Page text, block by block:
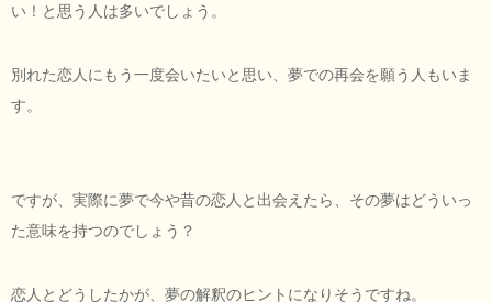
い！と思う人は多いでしょう。
別れた恋人にもう一度会いたいと思い、夢での再会を願う人もいま
す。
ですが、実際に夢で今や昔の恋人と出会えたら、その夢はどういっ
た意味を持つのでしょう？
恋人とどうしたかが、夢の解釈のヒントになりそうですね。